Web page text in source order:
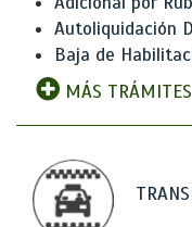
Autoliquidación
Baja de
MÁS TRÁMITES